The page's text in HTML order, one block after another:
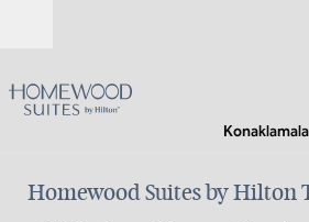
Homewood Suites by Hilton